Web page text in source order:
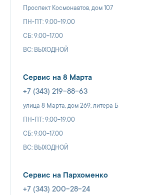
Проспект Космонавтов, дом 107
ПН-ПТ: 9.00-19.00
СБ: 9.00-17.00
ВС: ВЫХОДНОЙ
Сервис на 8 Марта
+7 (343) 219-88-63
улица 8 Марта, дом 269, литера Б
ПН-ПТ: 9.00-19.00
СБ: 9.00-17.00
ВС: ВЫХОДНОЙ
Сервис на Пархоменко
+7 (343) 200-28-24